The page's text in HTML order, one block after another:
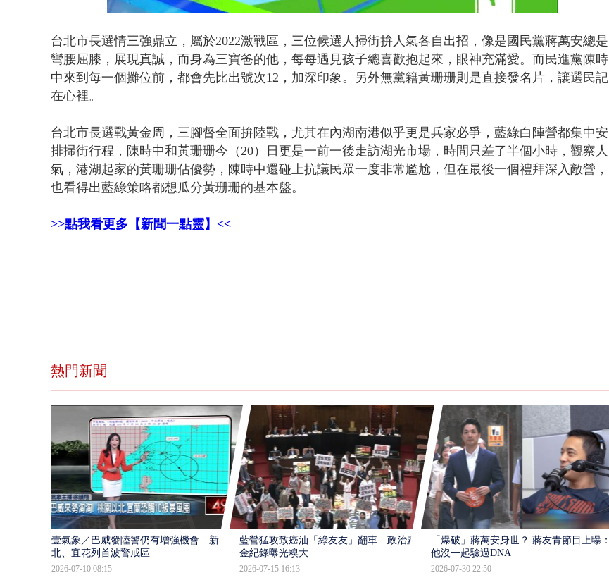
Unmute Loaded
18.73%
台北市長選情三強鼎立，屬於2022激戰區，三位候選人掃街拚人氣各自出招，像是國民黨蔣萬安總是
彎腰屈膝，展現真誠，而身為三寶爸的他，每每遇見孩子總喜歡抱起來，眼神充滿愛。而民進黨陳時
中來到每一個攤位前，都會先比出號次12，加深印象。另外無黨籍黃珊珊則是直接發名片，讓選民記
在心裡。
台北市長選戰黃金周，三腳督全面拚陸戰，尤其在內湖南港似乎更是兵家必爭，藍綠白陣營都集中安
排掃街行程，陳時中和黃珊珊今（20）日更是一前一後走訪湖光市場，時間只差了半個小時，觀察人
氣，港湖起家的黃珊珊佔優勢，陳時中還碰上抗議民眾一度非常尷尬，但在最後一個禮拜深入敵營，
也看得出藍綠策略都想瓜分黃珊珊的基本盤。
>>點我看更多【新聞一點靈】<<
熱門新聞
壹氣象／巴威發陸警仍有增強機會 新
北、宜花列首波警戒區
2026-07-10 08:15
藍營猛攻致癌油「綠友友」翻車 政治獻
金紀錄曝光糗大
2026-07-15 16:13
「爆破」蔣萬安身世？ 蔣友青節目上曝：
他沒一起驗過DNA
2026-07-30 22:50